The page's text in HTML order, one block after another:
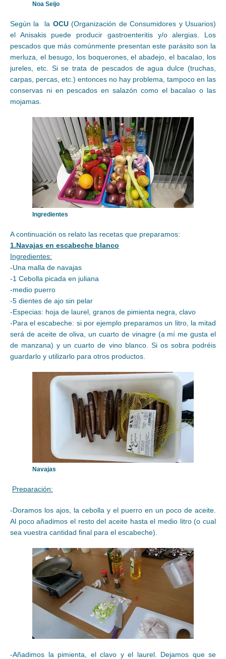
Noa Seijo
Según la la OCU(Organización de Consumidores y Usuarios)
el Anisakis puede producir gastroenteritis y/o alergias. Los
pescados que más comúnmente presentan este parásito son la
merluza, el besugo, los boquerones, el abadejo, el bacalao, los
jureles, etc. Si se trata de pescados de agua dulce (truchas,
carpas, percas, etc.) entonces no hay problema, tampoco en las
conservas ni en pescados en salazón como el bacalao o las
mojamas.
Ingredientes
A continuación os relato las recetas que preparamos:
1.Navajas en escabeche blanco
Ingredientes:
-Una malla de navajas
-1 Cebolla picada en juliana
-medio puerro
-5 dientes de ajo sin pelar
-Especias: hoja de laurel, granos de pimienta negra, clavo
-Para el escabeche: si por ejemplo preparamos un litro, la mitad
será de aceite de oliva, un cuarto de vinagre (a mí me gusta el
de manzana) y un cuarto de vino blanco. Si os sobra podréis
guardarlo y utilizarlo para otros productos.
Navajas
Preparación:
-Doramos los ajos, la cebolla y el puerro en un poco de aceite.
Al poco añadimos el resto del aceite hasta el medio litro (o cual
sea vuestra cantidad final para el escabeche).
-Añadimos la pimienta, el clavo y el laurel. Dejamos que se